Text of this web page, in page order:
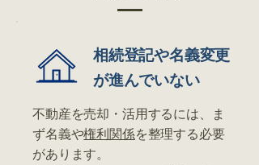
相続登記や名義変更
が進んでいない
不動産を売却・活用するには、ま
ず名義や権利関係を整理する必要
があります。